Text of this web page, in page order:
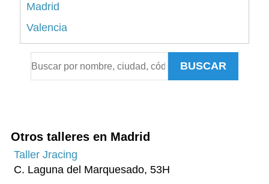
Madrid
Valencia
Sevilla
A Coruña
Islas Baleares
Pontevedra
BUSCAR
Otros talleres en Madrid
Taller Jracing
C. Laguna del Marquesado, 53H